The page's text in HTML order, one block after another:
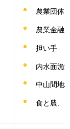
農業団体
農業金融
担い手
内水面漁
中山間地
食と農、